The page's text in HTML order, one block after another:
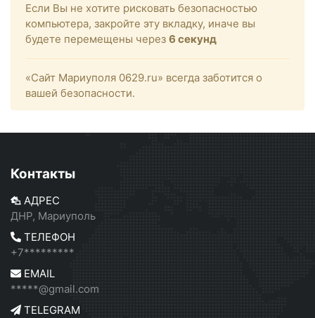
Если Вы не хотите рисковать безопасностью
компьютера, закройте эту вкладку, иначе вы
будете перемещены через 6 секунд
«Сайт Мариуполя 0629.ru» всегда заботится о
вашей безопасности.
Контакты
АДРЕС
ДНР, Мариуполь
ТЕЛЕФОН
+7*********
EMAIL
*****@gmail.com
TELEGRAM